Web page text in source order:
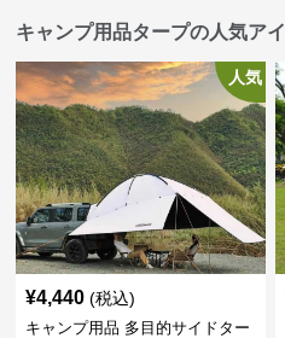
キャンプ用品タープの人気ア
人気
¥4,440 (税込)
キャンプ用品 多目的サイドター